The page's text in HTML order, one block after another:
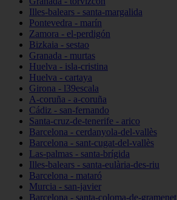
Illes-balears - santa-margalida
Pontevedra - marín
Zamora - el-perdigón
Bizkaia - sestao
Granada - murtas
Huelva - isla-cristina
Huelva - cartaya
Girona - l39escala
A-coruña - a-coruña
Cádiz - san-fernando
Santa-cruz-de-tenerife - arico
Barcelona - cerdanyola-del-vallès
Barcelona - sant-cugat-del-vallès
Las-palmas - santa-brígida
Illes-balears - santa-eulària-des-riu
Barcelona - mataró
Murcia - san-javier
Barcelona - santa-coloma-de-gramenet